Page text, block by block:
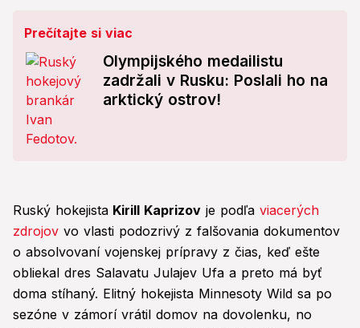
Prečítajte si viac
Olympijského medailistu
zadržali v Rusku: Poslali ho na
arktický ostrov!
Ruský hokejista Kirill Kaprizov je podľa viacerých
zdrojov vo vlasti podozrivý z falšovania dokumentov
o absolvovaní vojenskej prípravy z čias, keď ešte
obliekal dres Salavatu Julajev Ufa a preto má byť
doma stíhaný. Elitný hokejista Minnesoty Wild sa po
sezóne v zámorí vrátil domov na dovolenku, no